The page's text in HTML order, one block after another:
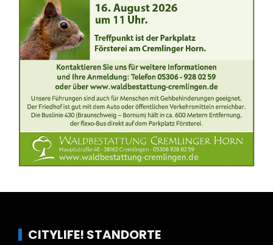
CITYLIFE! STANDORTE